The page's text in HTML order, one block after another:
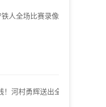
人全场比赛录像回
河村勇辉送出全场